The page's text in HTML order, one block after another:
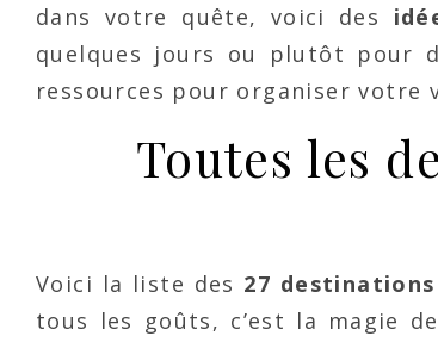
dans votre quête, voici des
quelques jours ou plutôt pour
ressources pour organiser votre
Toutes les
Voici la liste des 27
tous les goûts, c’est la magie